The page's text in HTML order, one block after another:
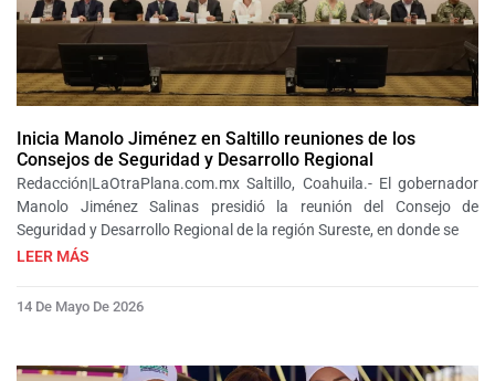
Inicia Manolo Jiménez en Saltillo reuniones de los
Consejos de Seguridad y Desarrollo Regional
Redacción|LaOtraPlana.com.mx Saltillo, Coahuila.- El gobernador
Manolo Jiménez Salinas presidió la reunión del Consejo de
Seguridad y Desarrollo Regional de la región Sureste, en donde se
LEER MÁS
14 De Mayo De 2026